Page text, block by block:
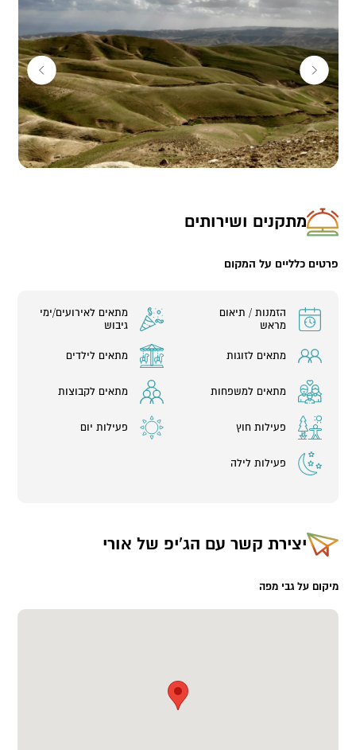
הנאה בדרך…
מתקנים ושירותים
פרטים כלליים על המקום
הזמנות / תיאום
מראש
מתאים לאירועים/ימי
גיבוש
מתאים לזוגות מתאים לילדים
מתאים למשפחות מתאים לקבוצות
פעילות חוץ פעילות יום
פעילות לילה
יצירת קשר עם הג'יפ של אורי
מיקום על גבי מפה